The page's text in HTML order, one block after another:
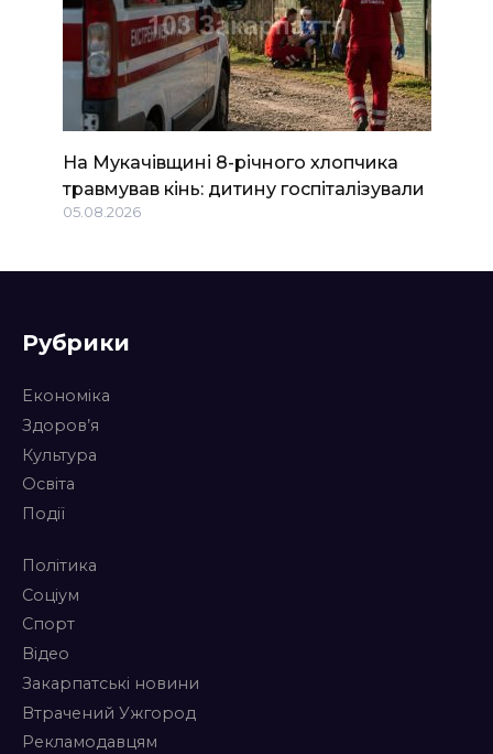
На Мукачівщині 8-річного хлопчика
травмував кінь: дитину госпіталізували
05.08.2026
Рубрики
Економіка
Здоров’я
Культура
Освіта
Події
Політика
Соціум
Спорт
Відео
Закарпатські новини
Втрачений Ужгород
Рекламодавцям